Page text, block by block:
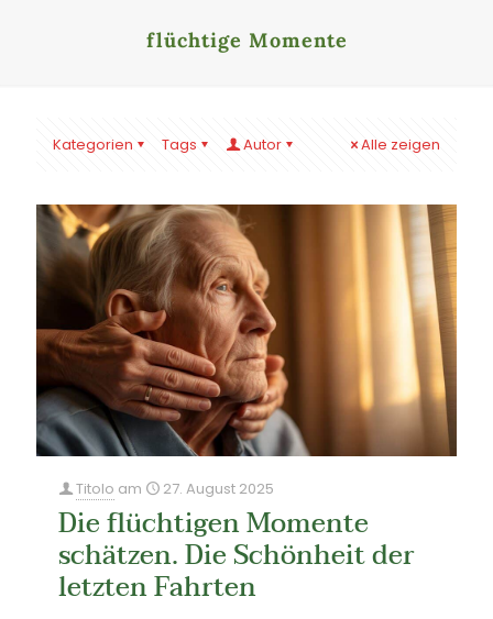
flüchtige Momente
Kategorien Tags Autor Alle zeigen
Titolo am 27. August 2025
Die flüchtigen Momente
schätzen. Die Schönheit der
letzten Fahrten